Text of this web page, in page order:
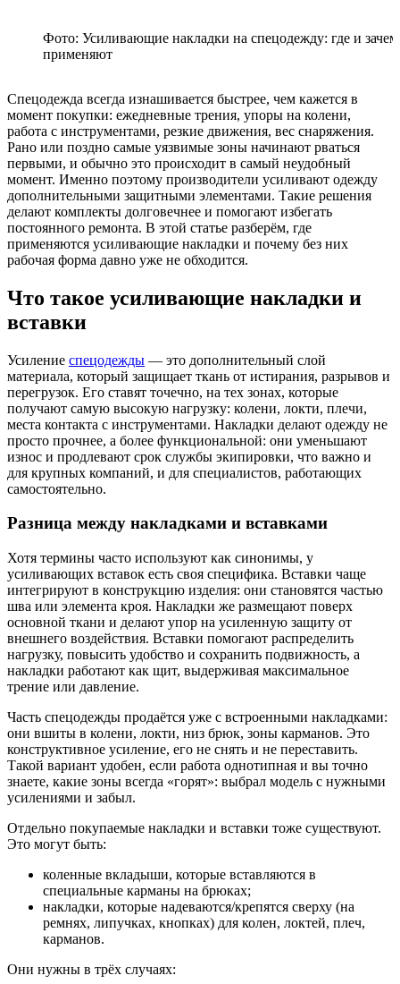
Фото: Усиливающие накладки на спецодежду: где и
применяют
Спецодежда всегда изнашивается быстрее, чем кажется в
момент покупки: ежедневные трения, упоры на колени,
работа с инструментами, резкие движения, вес снаряжения.
Рано или поздно самые уязвимые зоны начинают рваться
первыми, и обычно это происходит в самый неудобный
момент. Именно поэтому производители усиливают одежду
дополнительными защитными элементами. Такие решения
делают комплекты долговечнее и помогают избегать
постоянного ремонта. В этой статье разберём, где
применяются усиливающие накладки и почему без них
рабочая форма давно уже не обходится.
Что такое усиливающие накладки и
вставки
Усиление спецодежды — это дополнительный слой
материала, который защищает ткань от истирания, разрывов и
перегрузок. Его ставят точечно, на тех зонах, которые
получают самую высокую нагрузку: колени, локти, плечи,
места контакта с инструментами. Накладки делают одежду не
просто прочнее, а более функциональной: они уменьшают
износ и продлевают срок службы экипировки, что важно и
для крупных компаний, и для специалистов, работающих
самостоятельно.
Разница между накладками и вставками
Хотя термины часто используют как синонимы, у
усиливающих вставок есть своя специфика. Вставки чаще
интегрируют в конструкцию изделия: они становятся частью
шва или элемента кроя. Накладки же размещают поверх
основной ткани и делают упор на усиленную защиту от
внешнего воздействия. Вставки помогают распределить
нагрузку, повысить удобство и сохранить подвижность, а
накладки работают как щит, выдерживая максимальное
трение или давление.
Часть спецодежды продаётся уже с встроенными накладками:
они вшиты в колени, локти, низ брюк, зоны карманов. Это
конструктивное усиление, его не снять и не переставить.
Такой вариант удобен, если работа однотипная и вы точно
знаете, какие зоны всегда «горят»: выбрал модель с нужными
усилениями и забыл.
Отдельно покупаемые накладки и вставки тоже существуют.
Это могут быть:
коленные вкладыши, которые вставляются в
специальные карманы на брюках;
накладки, которые надеваются/крепятся сверху (на
ремнях, липучках, кнопках) для колен, локтей, плеч,
карманов.
Они нужны в трёх случаях: